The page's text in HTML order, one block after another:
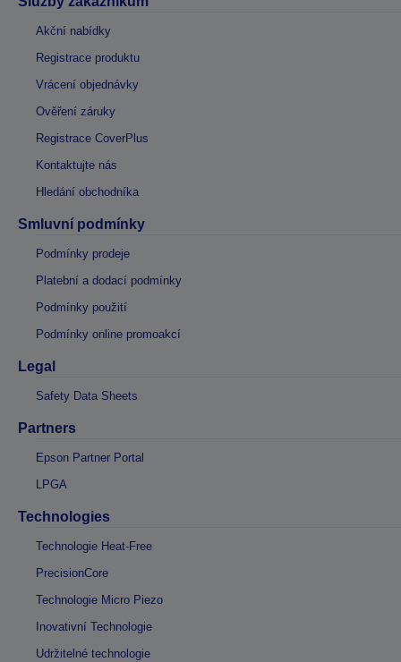
Akční nabídky
Registrace produktu
Vrácení objednávky
Ověření záruky
Registrace CoverPlus
Kontaktujte nás
Hledání obchodníka
Smluvní podmínky
Podmínky prodeje
Platební a dodací podmínky
Podmínky použití
Podmínky online promoakcí
Legal
Safety Data Sheets
Partners
Epson Partner Portal
LPGA
Technologies
Technologie Heat-Free
PrecisionCore
Technologie Micro Piezo
Inovativní Technologie
Udržitelné technologie